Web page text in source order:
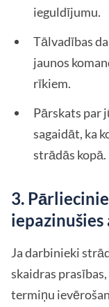
ieguldījumu.
Tālvadības
jaunos
rīkiem.
Pārskats par
sagaidāt, ka
strādās kopā.
3.
iepazinušies
Ja darbinieki
skaidras
termiņu